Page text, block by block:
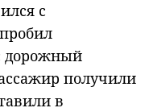
с
дорожный
получили
в